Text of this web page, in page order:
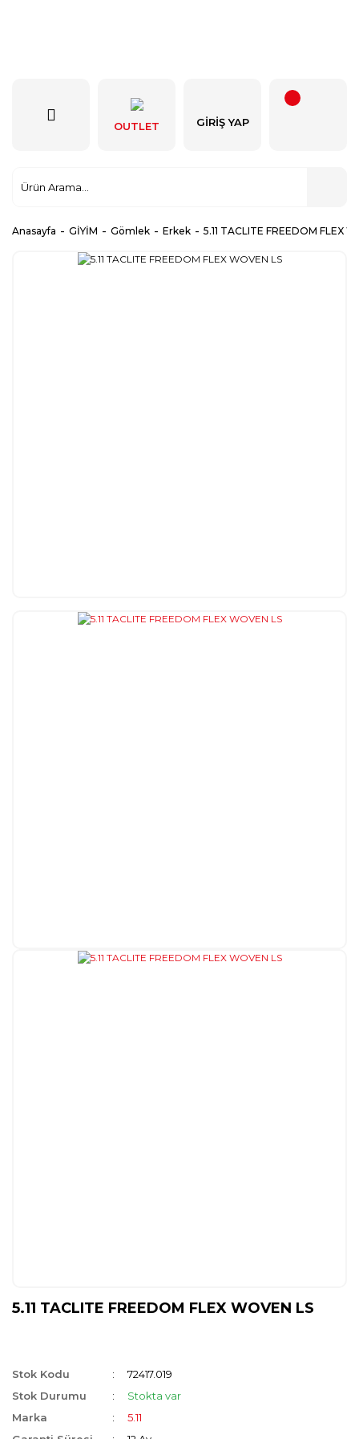
OUTLET GIRIŞ YAP
Anasayfa GİYİM Gömlek Erkek 5.11 TACLITE FREEDOM FLEX
5.11 TACLITE FREEDOM FLEX WOVEN LS
Stok Kodu
72417.019
Stok Durumu
Stokta var
Marka
5.11